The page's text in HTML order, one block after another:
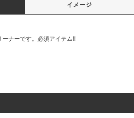
イメージ
ーナーです。必須アイテム!!